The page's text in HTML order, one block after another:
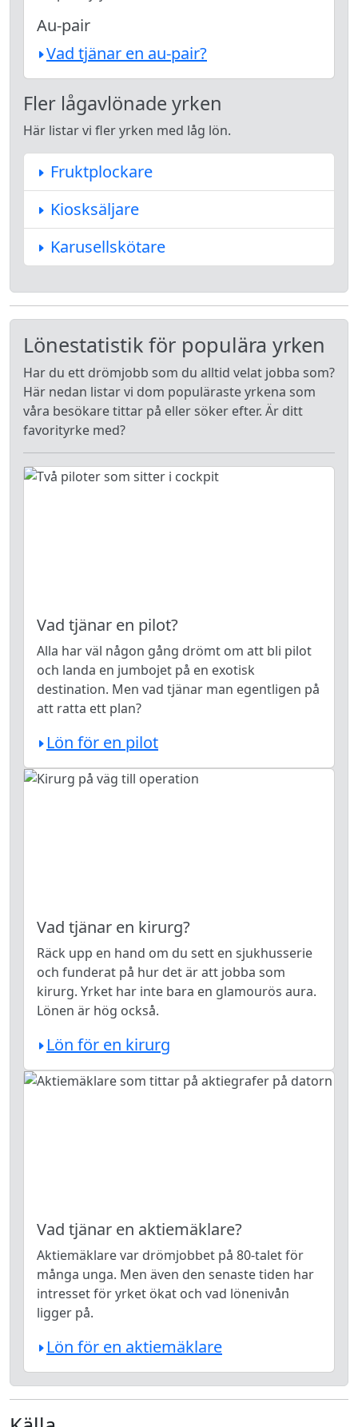
Au-pair
Vad tjänar en au-pair?
Fler lågavlönade yrken
Här listar vi fler yrken med låg lön.
Fruktplockare
Kiosksäljare
Karusellskötare
Lönestatistik för populära yrken
Har du ett drömjobb som du alltid velat jobba som?
Här nedan listar vi dom populäraste yrkena som
våra besökare tittar på eller söker efter. Är ditt
favorityrke med?
Vad tjänar en pilot?
Alla har väl någon gång drömt om att bli pilot
och landa en jumbojet på en exotisk
destination. Men vad tjänar man egentligen på
att ratta ett plan?
Lön för en pilot
Vad tjänar en kirurg?
Räck upp en hand om du sett en sjukhusserie
och funderat på hur det är att jobba som
kirurg. Yrket har inte bara en glamourös aura.
Lönen är hög också.
Lön för en kirurg
Vad tjänar en aktiemäklare?
Aktiemäklare var drömjobbet på 80-talet för
många unga. Men även den senaste tiden har
intresset för yrket ökat och vad lönenivån
ligger på.
Lön för en aktiemäklare